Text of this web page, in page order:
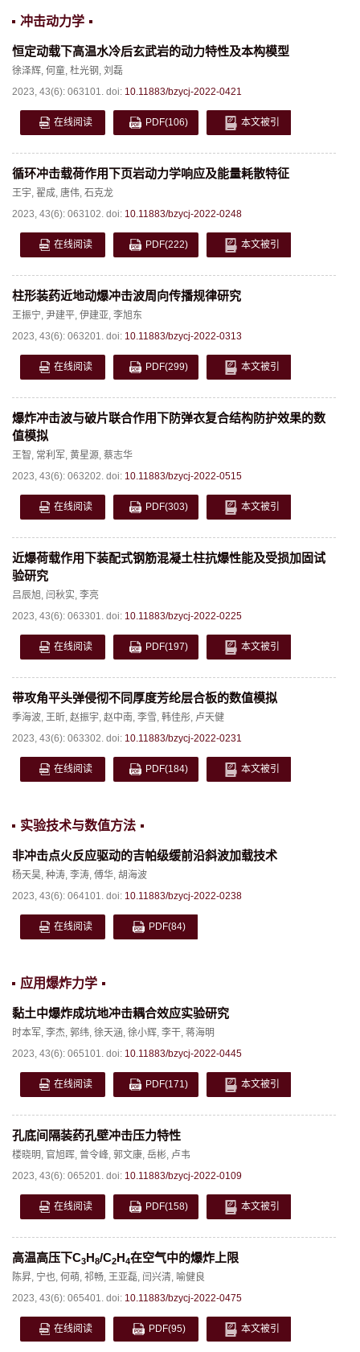
冲击动力学
恒定动载下高温水冷后玄武岩的动力特性及本构模型
徐泽辉, 何童, 杜光钢 , 刘磊
2023, 43(6): 063101. doi: 10.11883/bzycj-2022-0421
在线阅读 PDF(106) 本文被引
循环冲击载荷作用下页岩动力学响应及能量耗散特征
王宇, 翟成, 唐伟, 石克龙
2023, 43(6): 063102. doi: 10.11883/bzycj-2022-0248
在线阅读 PDF(222) 本文被引
柱形装药近地动爆冲击波周向传播规律研究
王振宁, 尹建平, 伊建亚, 李旭东
2023, 43(6): 063201. doi: 10.11883/bzycj-2022-0313
在线阅读 PDF(299) 本文被引
爆炸冲击波与破片联合作用下防弹衣复合结构防护效果的数
值模拟
王智, 常利军, 黄星源, 蔡志华
2023, 43(6): 063202. doi: 10.11883/bzycj-2022-0515
在线阅读 PDF(303) 本文被引
近爆荷载作用下装配式钢筋混凝土柱抗爆性能及受损加固试
验研究
吕辰旭, 闫秋实, 李亮
2023, 43(6): 063301. doi: 10.11883/bzycj-2022-0225
在线阅读 PDF(197) 本文被引
带攻角平头弹侵彻不同厚度芳纶层合板的数值模拟
季海波, 王昕, 赵振宇, 赵中南, 李雪, 韩佳彤, 卢天健
2023, 43(6): 063302. doi: 10.11883/bzycj-2022-0231
在线阅读 PDF(184) 本文被引
实验技术与数值方法
非冲击点火反应驱动的吉帕级缓前沿斜波加载技术
杨天昊, 种涛, 李涛, 傅华, 胡海波
2023, 43(6): 064101. doi: 10.11883/bzycj-2022-0238
在线阅读 PDF(84)
应用爆炸力学
黏土中爆炸成坑地冲击耦合效应实验研究
时本军, 李杰, 郭纬, 徐天涵, 徐小辉, 李干, 蒋海明
2023, 43(6): 065101. doi: 10.11883/bzycj-2022-0445
在线阅读 PDF(171) 本文被引
孔底间隔装药孔壁冲击压力特性
楼晓明, 官旭晖, 曾令峰, 郭文康, 岳彬, 卢韦
2023, 43(6): 065201. doi: 10.11883/bzycj-2022-0109
在线阅读 PDF(158) 本文被引
高温高压下C3H8/C2H4在空气中的爆炸上限
陈昇, 宁也, 何萌, 祁畅, 王亚磊, 闫兴清, 喻健良
2023, 43(6): 065401. doi: 10.11883/bzycj-2022-0475
在线阅读 PDF(95) 本文被引